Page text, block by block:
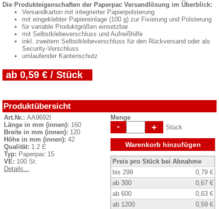
Die Produkteigenschaften der Paperpac Versandlösung im Überblick:
Versandkarton mit integrierter Papierpolsterung
mit eingeklebter Papiereinlage (100 g) zur Fixierung und Polsterung
für variable Produktgrößen einsetzbar
mit Selbstklebeverschluss und Aufreißhilfe
inkl. zweitem Selbstklebeverschluss für den Rückversand oder als
Security-Verschluss
umlaufender Kantenschutz
ab 0,59 € / Stück
Produktübersicht
Art.Nr.: AA9692I
Länge in mm (innen): 160
Breite in mm (innen): 120
Höhe in mm (innen): 42
Qualität: 1.2 E
Typ: Paperpac 15
VE: 100 St.
Details...
Menge
- + Stück
Warenkorb hinzufügen
Preis pro Stück bei Abnahme
bis 299
0,79 €
ab 300
0,67 €
ab 600
0,63 €
ab 1200
0,59 €